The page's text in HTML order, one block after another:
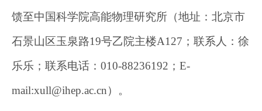
馈至中国科学院高能物理研究所 （地址：北京市
石景山区玉泉路19号乙院主楼A127 ； 联系人 ： 徐
乐乐 ；联系电话： 010-88236192 ； E-
mail:xull@ihep.ac.cn）。